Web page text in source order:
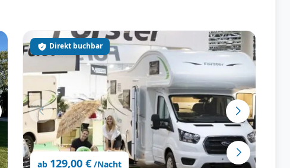
ab 129,00 € /Nacht
Direkt buchbar